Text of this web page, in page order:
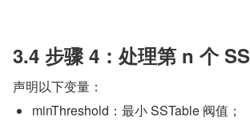
3.4 步骤 4：处理第 n 个
声明以下变量：
minThreshold：最小 SSTable 阀值；